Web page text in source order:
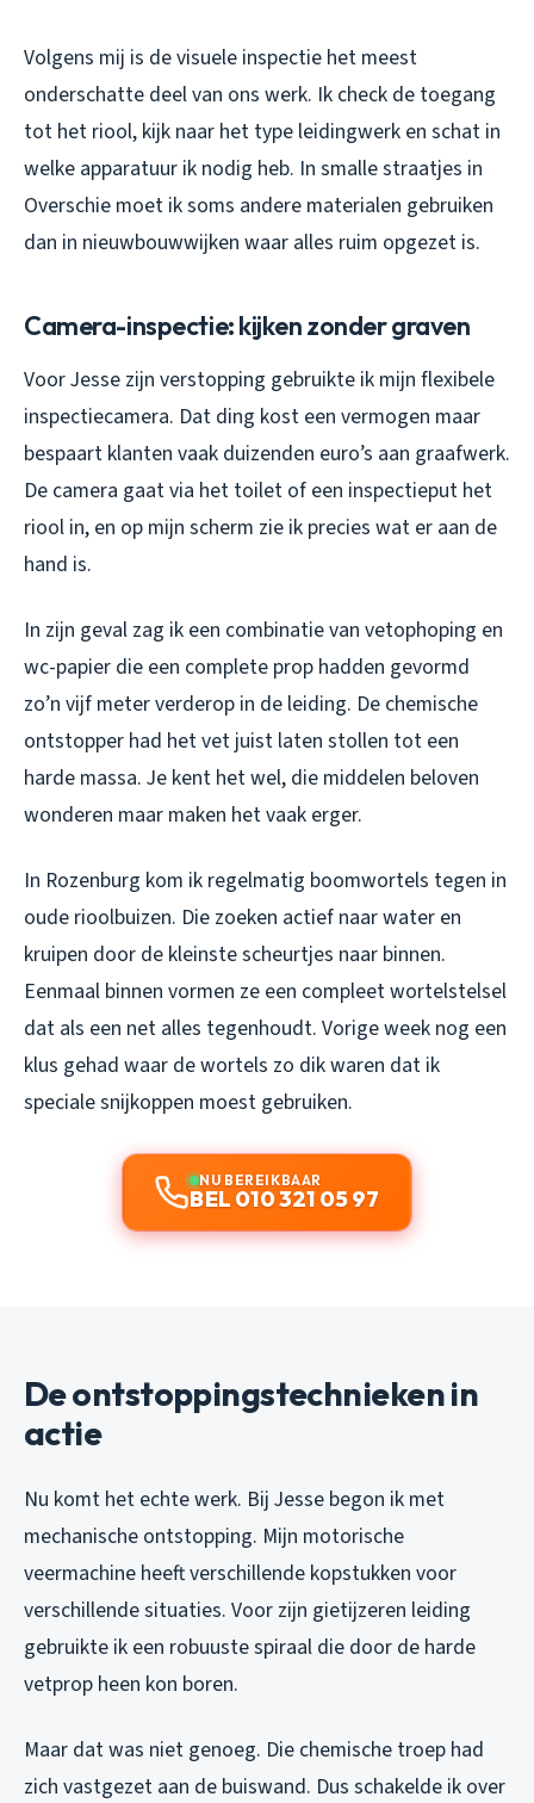
Volgens mij is de visuele inspectie het meest
onderschatte deel van ons werk. Ik check de toegang
tot het riool, kijk naar het type leidingwerk en schat in
welke apparatuur ik nodig heb. In smalle straatjes in
Overschie moet ik soms andere materialen gebruiken
dan in nieuwbouwwijken waar alles ruim opgezet is.
Camera-inspectie: kijken zonder graven
Voor Jesse zijn verstopping gebruikte ik mijn flexibele
inspectiecamera. Dat ding kost een vermogen maar
bespaart klanten vaak duizenden euro’s aan graafwerk.
De camera gaat via het toilet of een inspectieput het
riool in, en op mijn scherm zie ik precies wat er aan de
hand is.
In zijn geval zag ik een combinatie van vetophoping en
wc-papier die een complete prop hadden gevormd
zo’n vijf meter verderop in de leiding. De chemische
ontstopper had het vet juist laten stollen tot een
harde massa. Je kent het wel, die middelen beloven
wonderen maar maken het vaak erger.
In Rozenburg kom ik regelmatig boomwortels tegen in
oude rioolbuizen. Die zoeken actief naar water en
kruipen door de kleinste scheurtjes naar binnen.
Eenmaal binnen vormen ze een compleet wortelstelsel
dat als een net alles tegenhoudt. Vorige week nog een
klus gehad waar de wortels zo dik waren dat ik
speciale snijkoppen moest gebruiken.
NU BEREIKBAAR
BEL 010 321 05 97
De ontstoppingstechnieken in
actie
Nu komt het echte werk. Bij Jesse begon ik met
mechanische ontstopping. Mijn motorische
veermachine heeft verschillende kopstukken voor
verschillende situaties. Voor zijn gietijzeren leiding
gebruikte ik een robuuste spiraal die door de harde
vetprop heen kon boren.
Maar dat was niet genoeg. Die chemische troep had
zich vastgezet aan de buiswand. Dus schakelde ik over